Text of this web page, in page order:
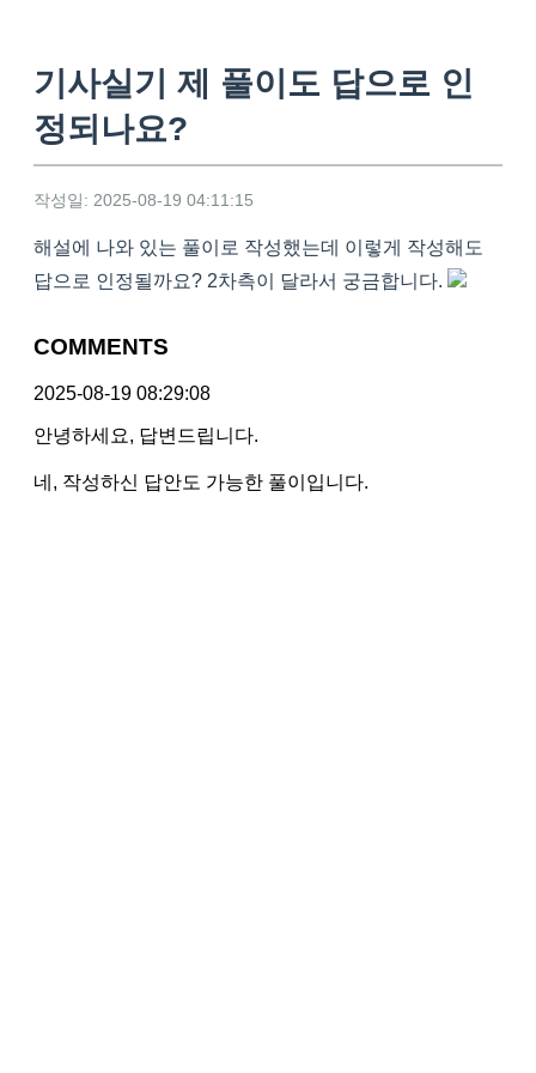
기사실기 제 풀이도 답으로 인
정되나요?
작성일: 2025-08-19 04:11:15
해설에 나와 있는 풀이로 작성했는데 이렇게 작성해도
답으로 인정될까요? 2차측이 달라서 궁금합니다.
COMMENTS
2025-08-19 08:29:08
안녕하세요, 답변드립니다.
네, 작성하신 답안도 가능한 풀이입니다.